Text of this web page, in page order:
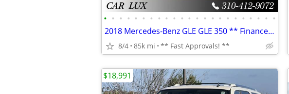
• • • • • • • • • • • • • • • • • • • • • • •
2018 Mercedes-Benz GLE GLE 350 ** Finance Specialists **
8/4 85k mi ** Fast Approvals! **
$18,991